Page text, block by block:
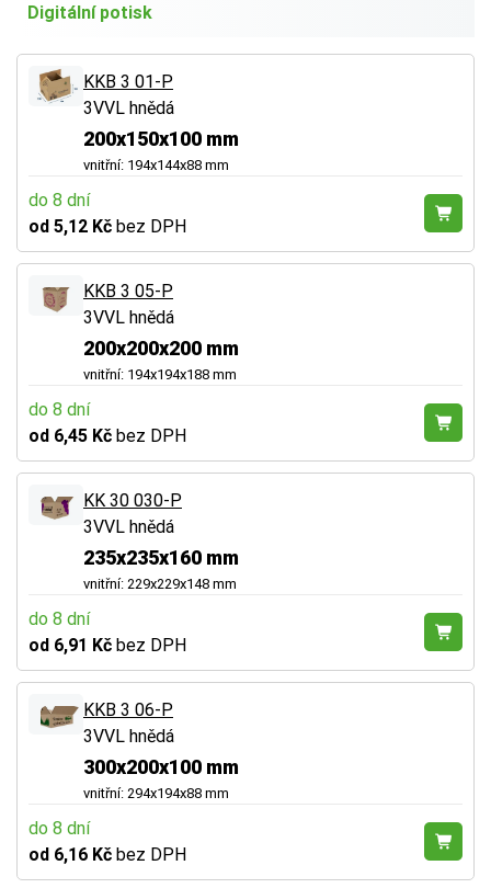
Digitální potisk
KKB 3 01-P
3VVL hnědá
200x150x100 mm
vnitřní: 194x144x88 mm
do 8 dní
od 5,12 Kč bez DPH
KKB 3 05-P
3VVL hnědá
200x200x200 mm
vnitřní: 194x194x188 mm
do 8 dní
od 6,45 Kč bez DPH
KK 30 030-P
3VVL hnědá
235x235x160 mm
vnitřní: 229x229x148 mm
do 8 dní
od 6,91 Kč bez DPH
KKB 3 06-P
3VVL hnědá
300x200x100 mm
vnitřní: 294x194x88 mm
do 8 dní
od 6,16 Kč bez DPH